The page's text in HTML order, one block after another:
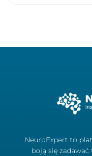
NeuroExpert to
boją się